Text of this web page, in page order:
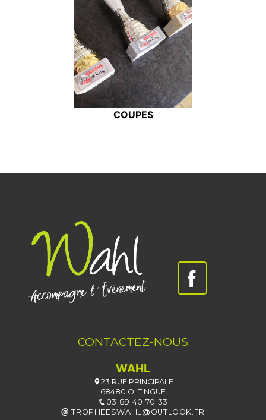
COUPES
CONTACTEZ-NOUS
WAHL
23 RUE PRINCIPALE
68480 OLTINGUE
03 89 40 70 33
TROPHEESWAHL@OUTLOOK.FR